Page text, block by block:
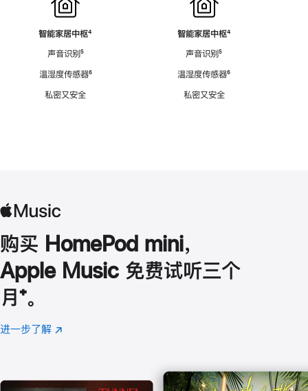
智能家居中枢脚
⁴
声音识别脚
⁵
温湿度传感器脚
⁶
私密又安全
智能家居中枢脚
⁴
声音识别脚
⁵
温湿度传感器脚
⁶
私密又安全
购买 HomePod mini，
Apple Music 免费试听三个
月 脚
注
⁺。
进一步了解 Apple
(在
口